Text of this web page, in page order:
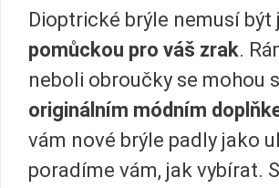
Dioptrické brýle nemusí být
pomůckou pro váš zrak.
neboli obroučky se mohou
originálním módním
vám nové brýle padly jako
poradíme vám, jak vybírat.